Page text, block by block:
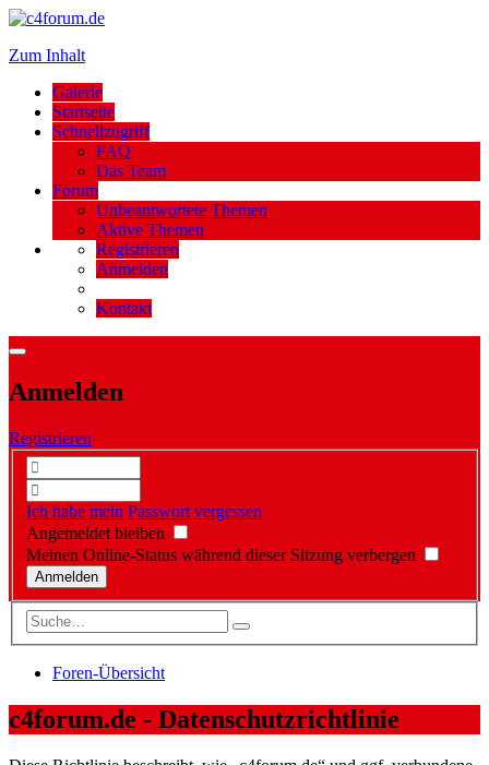
Zum Inhalt
Galerie
Startseite
Schnellzugriff
FAQ
Das Team
Forum
Unbeantwortete Themen
Aktive Themen
Registrieren
Anmelden
Kontakt
Anmelden
Registrieren
Ich habe mein Passwort vergessen
Angemeldet bleiben
Meinen Online-Status während dieser Sitzung verbergen
Foren-Übersicht
c4forum.de - Datenschutzrichtlinie